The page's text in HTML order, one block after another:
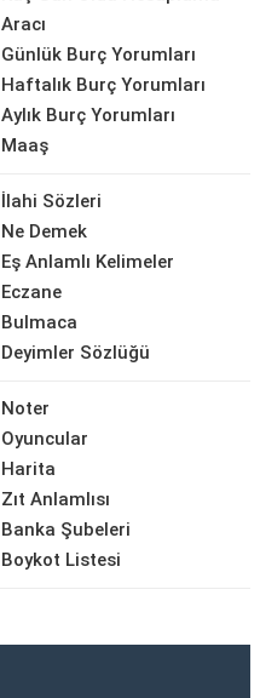
Aracı
Günlük Burç Yorumları
Haftalık Burç Yorumları
Aylık Burç Yorumları
Maaş
İlahi Sözleri
Ne Demek
Eş Anlamlı Kelimeler
Eczane
Bulmaca
Deyimler Sözlüğü
Noter
Oyuncular
Harita
Zıt Anlamlısı
Banka Şubeleri
Boykot Listesi